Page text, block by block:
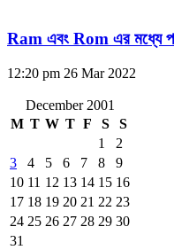
Ram এবং Rom এর মধ্যে
12:20 pm 26 Mar 2022
December 2001
M T W T F S
S
1
2
3
4 5 6 7 8
9
10 11 12 13 14 15 16
17 18 19 20 21 22 23
24 25 26 27 28 29 30
31